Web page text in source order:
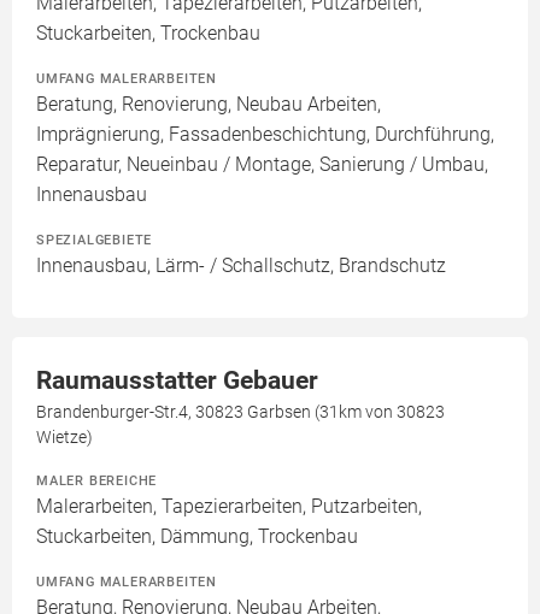
Stuckarbeiten, Trockenbau
UMFANG MALERARBEITEN
Beratung, Renovierung, Neubau Arbeiten,
Imprägnierung, Fassadenbeschichtung, Durchführung,
Reparatur, Neueinbau / Montage, Sanierung / Umbau,
Innenausbau
SPEZIALGEBIETE
Innenausbau, Lärm- / Schallschutz, Brandschutz
Raumausstatter Gebauer
Brandenburger-Str.4, 30823 Garbsen (31km von 30823
Wietze)
MALER BEREICHE
Malerarbeiten, Tapezierarbeiten, Putzarbeiten,
Stuckarbeiten, Dämmung, Trockenbau
UMFANG MALERARBEITEN
Beratung, Renovierung, Neubau Arbeiten,